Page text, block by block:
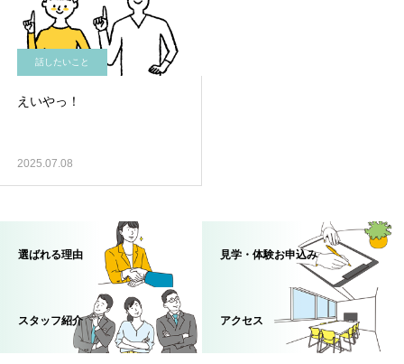
話したいこと
えいやっ！
2025.07.08
選ばれる理由 見学・体験お申込み
スタッフ紹介 アクセス